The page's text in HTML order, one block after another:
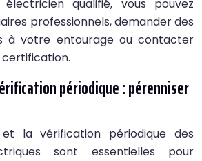
qualifié, vous pouvez
professionnels, demander des
à votre entourage ou contacter
certification.
périodique : pérenniser
la vérification périodique des
sont essentielles pour